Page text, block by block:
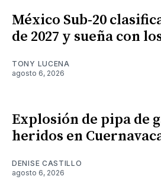
México Sub-20
de 2027 y sueña con
TONY LUCENA
agosto 6, 2026
Explosión de pipa de
heridos en
DENISE CASTILLO
agosto 6, 2026